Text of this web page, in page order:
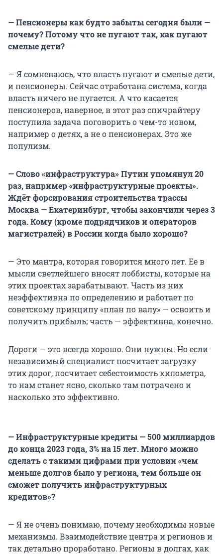
— Пенсионеры как будто забыты сегодня были —
почему? Потому что не пугают так, как пугают
смелые дети?
— Я сомневаюсь, что власть пугают и смелые дети,
и пенсионеры. Сейчас отработана система, когда
власть ничего не пугается. А что касается
пенсионеров, наверное, в этот раз спичрайтеру
поступила задача поговорить о чем-то новом,
например о детях, а не о пенсионерах. Это же
популизм.
— Слово «инфраструктура» Путин упомянул 20
раз, например «инфраструктурные проекты».
Ждёт форсирования строительства трассы
Москва — Екатеринбург, чтобы закончили через 3
года. Кому (кроме подрядчиков и операторов
магистралей) в России когда было хорошо?
— Это мантра, которая говорится много лет. Ее в
мысли светлейшего вносят лоббисты, которые на
этих проектах зарабатывают. Часть из них
неэффективна по определению и работает по
советскому принципу «план по валу» — освоить и
получить прибыль; часть — эффективна, конечно.
Дороги — это всегда хорошо. Они нужны. Но если
независимый специалист посчитает загрузку
этих дорог, посчитает себестоимость километра,
то нам станет ясно, сколько там потрачено и
насколько это эффективно.
— Инфраструктурные кредиты — 500 миллиардов
до конца 2023 года, 3% на 15 лет. Много можно
сделать с такими цифрами при условии «чем
меньше долгов было у региона, тем больше он
сможет получить инфраструктурных
кредитов»?
— Я не очень понимаю, почему необходимы новые
механизмы. Взаимодействие центра и регионов и
так детально проработано. Регионы в долгах, как